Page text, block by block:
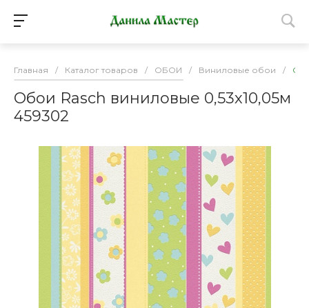
Главная / Каталог товаров / ОБОИ / Виниловые обои /
Обои Rasch виниловые 0,53х10,05м
459302